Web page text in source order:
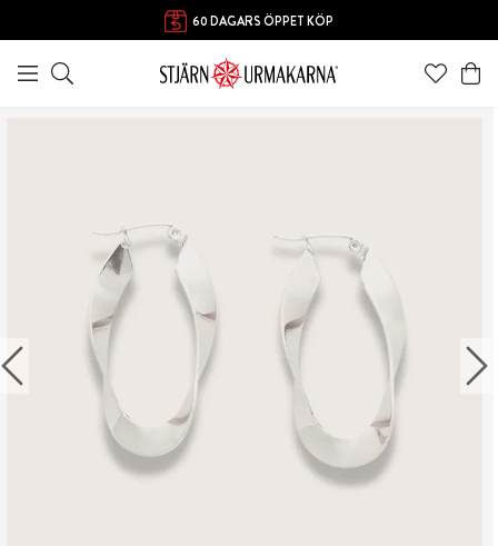
60 DAGARS ÖPPET KÖP